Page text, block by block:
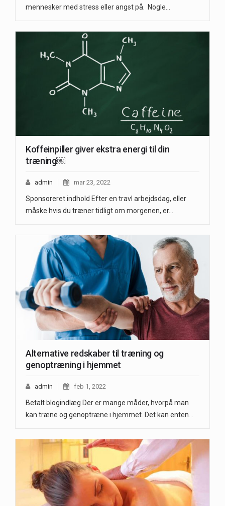
mennesker med stress eller angst på. Nogle…
Koffeinpiller giver ekstra energi til din
træning￼
admin mar 23, 2022
Sponsoreret indhold Efter en travl arbejdsdag, eller
måske hvis du træner tidligt om morgenen, er…
Alternative redskaber til træning og
genoptræning i hjemmet
admin feb 1, 2022
Betalt blogindlæg Der er mange måder, hvorpå man
kan træne og genoptræne i hjemmet. Det kan enten…